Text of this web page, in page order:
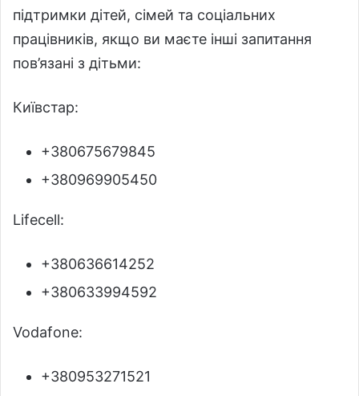
підтримки дітей, сімей та соціальних
працівників, якщо ви маєте інші запитання
пов’язані з дітьми:
Київстар:
+380675679845
+380969905450
Lifecell:
+380636614252
+380633994592
Vodafonе:
+380953271521